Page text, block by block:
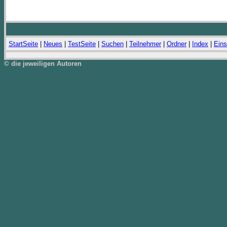
StartSeite Neues TestSeite Suchen Teilnehmer| Ordner| Index
© die jeweiligen Autoren